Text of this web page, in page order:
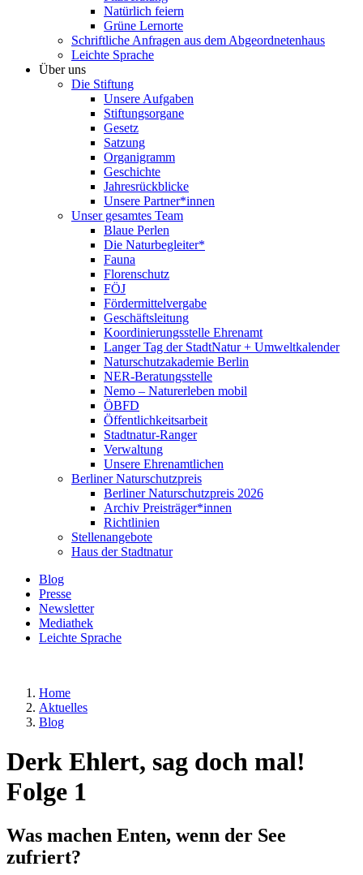
Natürlich feiern
Grüne Lernorte
Schriftliche Anfragen aus dem Abgeordnetenhaus
Leichte Sprache
Über uns
Die Stiftung
Unsere Aufgaben
Stiftungsorgane
Gesetz
Satzung
Organigramm
Geschichte
Jahresrückblicke
Unsere Partner*innen
Unser gesamtes Team
Blaue Perlen
Die Naturbegleiter*
Fauna
Florenschutz
FÖJ
Fördermittelvergabe
Geschäftsleitung
Koordinierungsstelle Ehrenamt
Langer Tag der StadtNatur + Umweltkalender
Naturschutzakademie Berlin
NER-Beratungsstelle
Nemo – Naturerleben mobil
ÖBFD
Öffentlichkeitsarbeit
Stadtnatur-Ranger
Verwaltung
Unsere Ehrenamtlichen
Berliner Naturschutzpreis
Berliner Naturschutzpreis 2026
Archiv Preisträger*innen
Richtlinien
Stellenangebote
Haus der Stadtnatur
Blog
Presse
Newsletter
Mediathek
Leichte Sprache
Home
Aktuelles
Blog
Derk Ehlert, sag doch mal!
Folge 1
Was machen Enten, wenn der See
zufriert?